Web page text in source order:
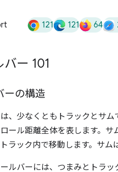
121 121 64
ー 101
ーの構造
、少なくともトラックとサム
ール距離全体を表します。
ラック内で移動します。サム
ルバーには、つまみとトラ